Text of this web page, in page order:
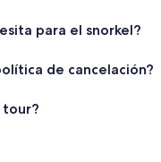
para el snorkel?
de cancelación?
tour?